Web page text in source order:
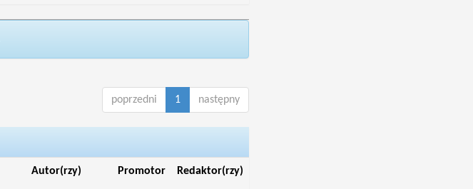
poprzedni 1 następny
Autor(rzy) Promotor Redaktor(rzy)